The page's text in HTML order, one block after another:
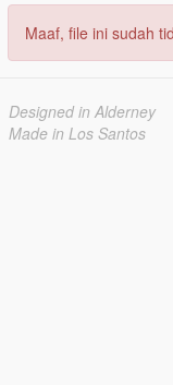
Maaf, file ini sudah
Designed in Alderney
Made in Los Santos